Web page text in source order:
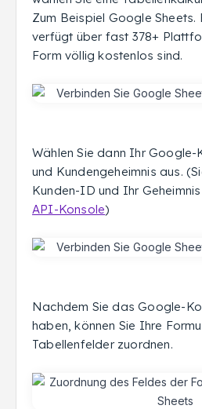
Zum Beispiel Google
verfügt über fast 378+
Form völlig kostenlos sind.
Wählen Sie dann Ihr
und Kundengeheimnis aus.
Kunden-ID und Ihr
API-Konsole)
Nachdem Sie das Google-
haben, können Sie Ihre
Tabellenfelder zuordnen.